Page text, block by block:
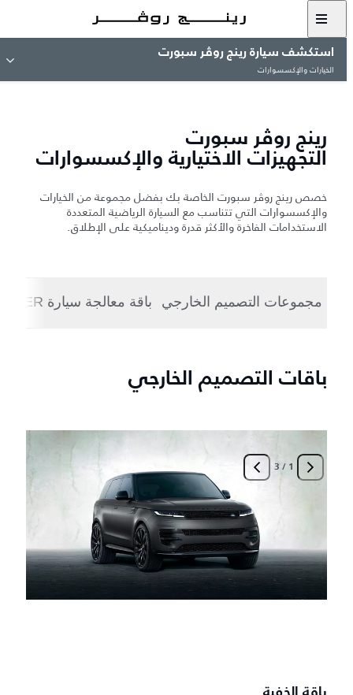
استكشف سيارة رينج روڤر سبورت
الخيارات والإكسسوارات
رينج روڤر سبورت
التجهيزات الاختيارية والإكسسوارات
خصص رينج روڤر سبورت الخاصة بك بفضل مجموعة من الخيارات
والإكسسوارات التي تتناسب مع السيارة الرياضية المتعددة
الاستخدامات الفاخرة والأكثر قدرة وديناميكية على الإطلاق.
مجموعات التصميم الخارجي باقة معالجة سيارة STORMER
باقات التصميم الخارجي
1
/
3